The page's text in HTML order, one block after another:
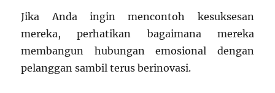
Jika Anda ingin mencontoh kesuksesan
mereka, perhatikan bagaimana mereka
membangun hubungan emosional dengan
pelanggan sambil terus berinovasi.